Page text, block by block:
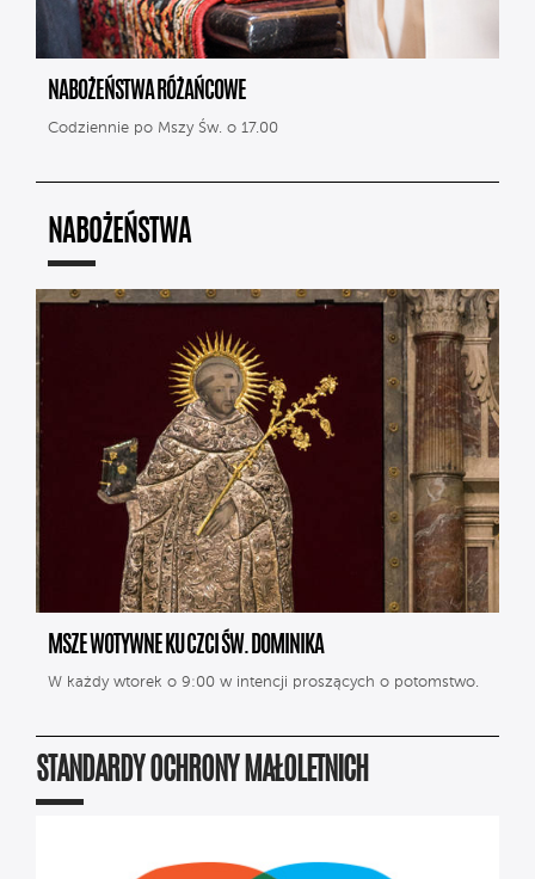
NABOŻEŃSTWA RÓŻAŃCOWE
Codziennie po Mszy Św. o 17.00
NABOŻEŃSTWA
MSZE WOTYWNE KU CZCI ŚW. DOMINIKA
W każdy wtorek o 9:00 w intencji proszących o potomstwo.
STANDARDY OCHRONY MAŁOLETNICH